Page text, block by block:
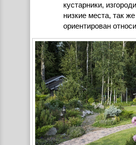
кустарники,
низкие места, так
ориентирован